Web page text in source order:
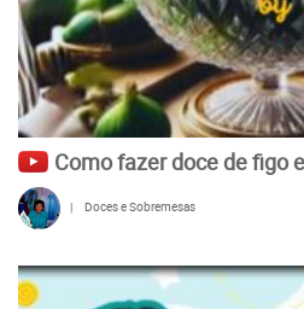
Como fazer doce de figo
| Doces e Sobremesas